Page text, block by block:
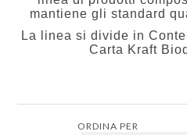
mantiene gli standard
La linea si divide in
Carta Kraft
ORDINA PER